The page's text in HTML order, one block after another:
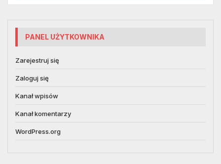
PANEL UŻYTKOWNIKA
Zarejestruj się
Zaloguj się
Kanał wpisów
Kanał komentarzy
WordPress.org